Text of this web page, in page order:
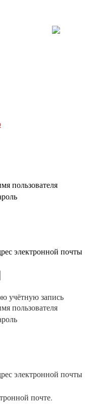
пользователя
электронной почты
учётную запись
пользователя
электронной почты
почте.